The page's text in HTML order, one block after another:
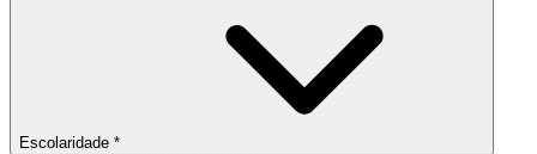
Escolaridade *